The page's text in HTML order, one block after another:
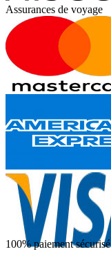
Assurances de voyage
100% paiement sécurisé